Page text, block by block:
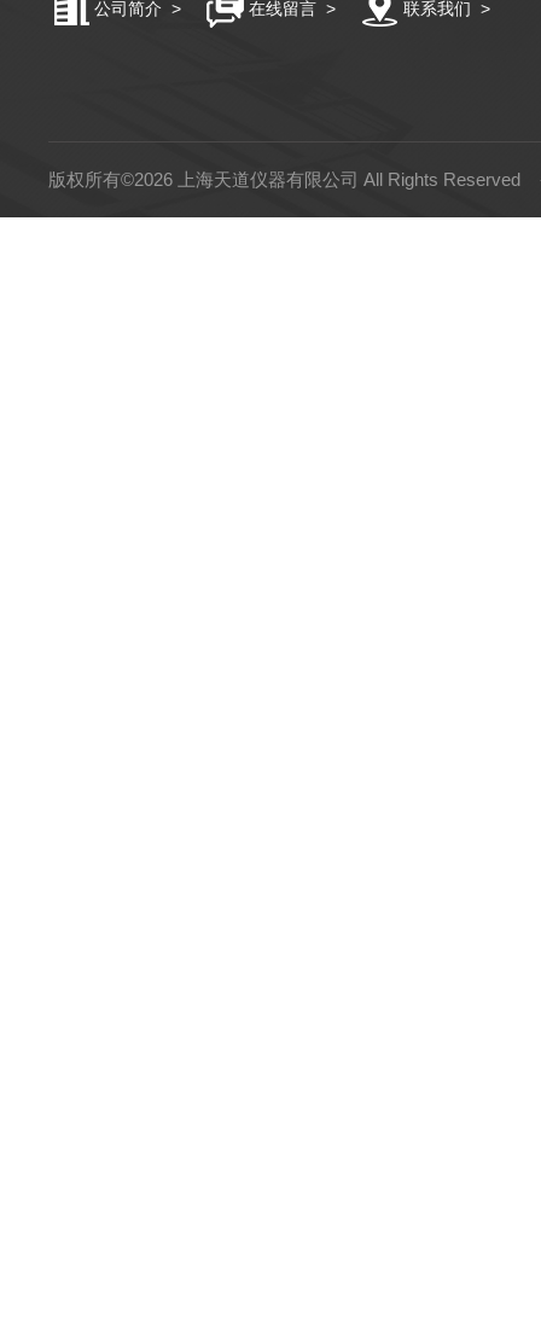
公司简介 > 在线留言 > 联系我们 >
版权所有©2026 上海天道仪器有限公司 All Rights Reserved